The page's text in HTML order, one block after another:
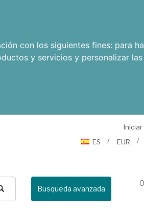
con los siguientes fines: para
y servicios y personalizar
Iniciar
ES
EUR
Busqueda avanzada
0